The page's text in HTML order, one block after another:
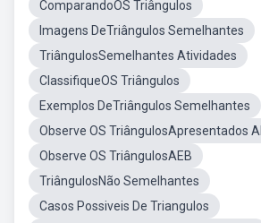
ComparandoOS Triângulos
Imagens DeTriângulos Semelhantes
TriângulosSemelhantes Atividades
ClassifiqueOS Triângulos
Exemplos DeTriângulos Semelhantes
Observe OS TriângulosApresentados
Observe OS TriângulosAEB
TriângulosNão Semelhantes
Casos Possiveis De Triangulos